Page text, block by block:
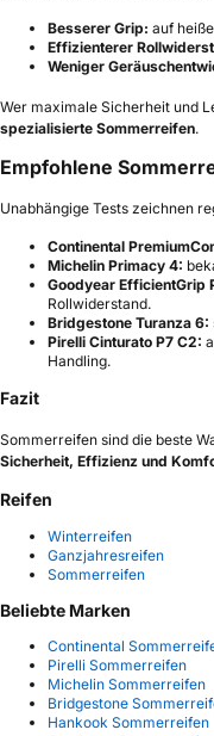
Besserer Grip: auf
Effizienterer
Weniger
Wer maximale Sicherheit und
spezialisierte Sommerreifen.
Empfohlene
Unabhängige Tests zeichnen
Continental
Michelin Primacy 4:
Goodyear EfficientGrip
Rollwiderstand.
Bridgestone Turanza 6:
Pirelli Cinturato P7 C2:
Handling.
Fazit
Sommerreifen sind die beste
Sicherheit, Effizienz und
Reifen
Winterreifen
Ganzjahresreifen
Sommerreifen
Beliebte Marken
Continental
Pirelli Sommerreifen
Michelin Sommerreifen
Bridgestone
Hankook Sommerreifen